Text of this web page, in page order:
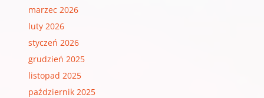
marzec 2026
luty 2026
styczeń 2026
grudzień 2025
listopad 2025
październik 2025